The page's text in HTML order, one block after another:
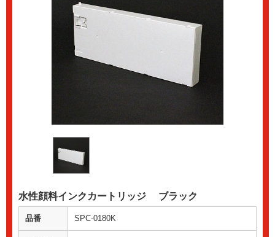
水性顔料インクカートリッジ ブラック
品番 SPC-0180K